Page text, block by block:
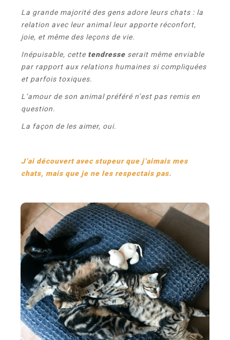
La grande majorité des gens adore leurs chats : la
relation avec leur animal leur apporte réconfort,
joie, et même des leçons de vie.
Inépuisable, cette tendresse serait même enviable
par rapport aux relations humaines si compliquées
et parfois toxiques.
L’amour de son animal préféré n’est pas remis en
question.
La façon de les aimer, oui.
J’ai découvert avec stupeur que j’aimais mes
chats, mais que je ne les respectais pas.